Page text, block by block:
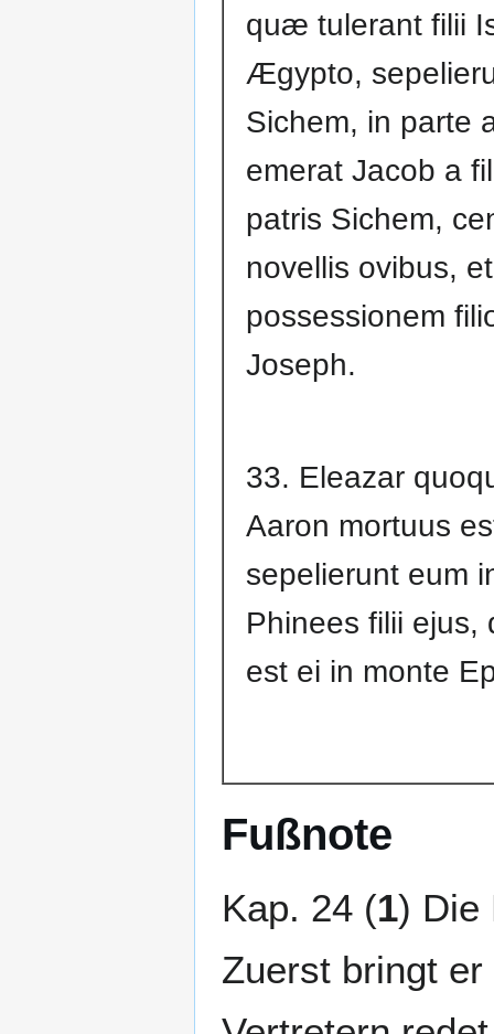
quæ tulerant filii
Ægypto,
Sichem, in parte
emerat Jacob a
patris Sichem,
novellis ovibus,
possessionem
Joseph.
33. Eleazar
Aaron mortuus
sepelierunt eum
Phinees filii
est ei in monte
Fußnote
Kap. 24 (1) Die
Zuerst bringt